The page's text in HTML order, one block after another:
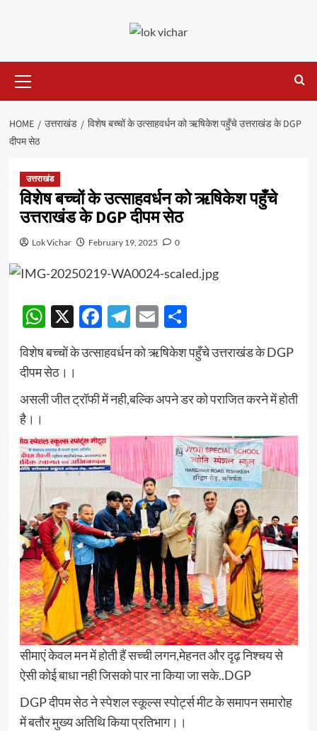
Menu
HOME उत्तराखंड
विशेष बच्चों के उत्साहवर्धन को ऋषिकेश पहुँचे उत्तराखंड के DGP
दीपम सेठ
उत्तराखंड
विशेष बच्चों के उत्साहवर्धन को ऋषिकेश पहुँचे
उत्तराखंड के DGP दीपम सेठ
Lok Vichar February 19, 2025 0
WhatsApp
X Facebook
Telegram
EmailShare
विशेष बच्चों के उत्साहवर्धन को ऋषिकेश पहुँचे उत्तराखंड के DGP
दीपम सेठ।।
असली जीत ट्रॉफी में नही,बल्कि अपने डर को पराजित करने में होती
है।।
सीमाएं केवल मन में होती हैं सच्ची लगन,मेहनत और दृढ़ निश्चय से
ऐसी कोई बाधा नही जिसको पार ना किया जा सके..DGP
DGP दीपम सेठ ने स्पेशल स्कूल्स स्पोर्ट्स मीट के समापन समारोह
में बतौर मुख्य अतिथि किया प्रतिभाग।।